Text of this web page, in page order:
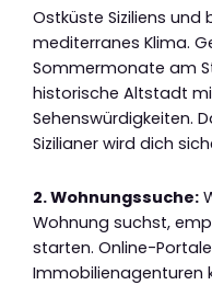
Ostküste Siziliens
mediterranes Klima.
Sommermonate am
historische Altstadt
Sehenswürdigkeiten.
Sizilianer wird dich
2. Wohnungssuche:
Wohnung suchst,
starten. Online-
Immobilienagenturen